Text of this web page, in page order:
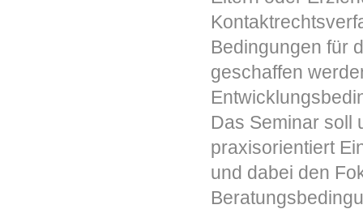
Bedingungen für
geschaffen
Das Seminar soll
praxisorientiert
und dabei den